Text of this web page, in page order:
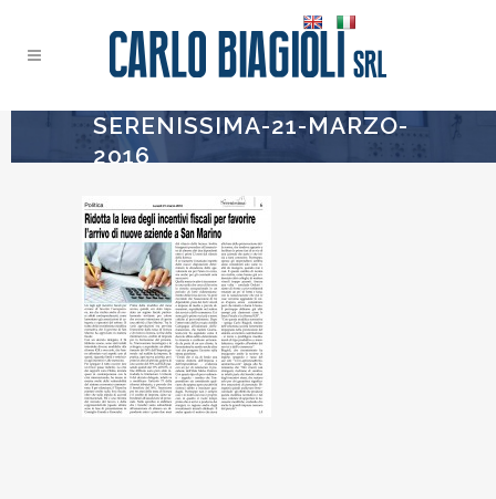
SERENISSIMA-21-MARZO-
2016